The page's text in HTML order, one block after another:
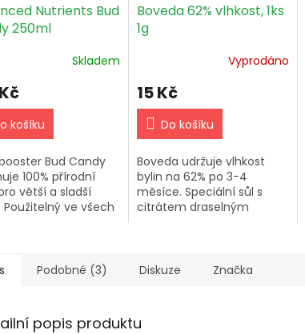
Nutrients Bud
250ml
Skladem
košíku
Bud Candy
100% přírodní
větší a sladší
Použitelný ve všech
Boveda 62% vlhkost, 1ks
1g
Vyprodáno
15 Kč
Do košíku
Boveda udržuje vlhkost
bylin na 62% po 3-4
měsíce. Speciální sůl s
citrátem draselným
Podobné (3) Diskuze Značka
popis produktu